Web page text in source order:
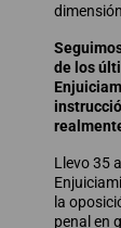
de los
Llevo 35
la
penal en